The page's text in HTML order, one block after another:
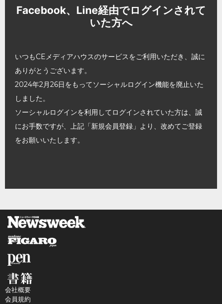
Facebook、Line経由でログインされて
いた方へ
いつもCEメディアハウスのサービスをご利用いただき、誠に
ありがとうございます。
2024年2月26日をもってソーシャルログイン機能を廃止いた
しました。
ソーシャルログインを利用してログインされていた方は、誠
にお手数ですが、上記「新規会員登録」より、改めてご登録
をお願いいたします。
会社概要
会員規約